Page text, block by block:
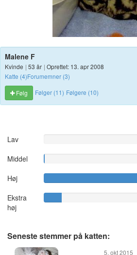
Malene F
Kvinde | 53 år | Oprettet: 13. apr 2008
Katte (4)Forumemner (3)
Følg
Følger (11) Følgere (10)
Lav
Middel
Høj
Ekstra
høj
Seneste stemmer på katten:
5. okt 2015